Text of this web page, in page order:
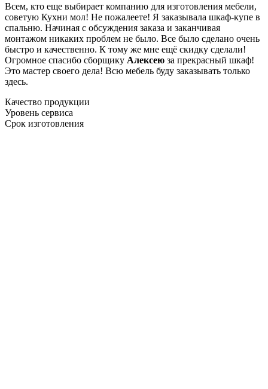
Всем, кто еще выбирает компанию для изготовления мебели,
советую Кухни мол! Не пожалеете! Я заказывала шкаф-купе в
спальню. Начиная с обсуждения заказа и заканчивая
монтажом никаких проблем не было. Все было сделано очень
быстро и качественно. К тому же мне ещё скидку сделали!
Огромное спасибо сборщику Алексею за прекрасный шкаф!
Это мастер своего дела! Всю мебель буду заказывать только
здесь.
Качество продукции
Уровень сервиса
Срок изготовления